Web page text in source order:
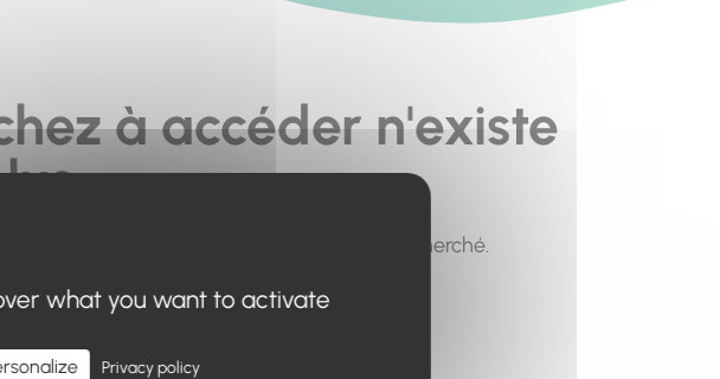
à accéder n'existe
à utiliser le menu pour trouver le contenu recherché.
what you want to activate
Privacy policy